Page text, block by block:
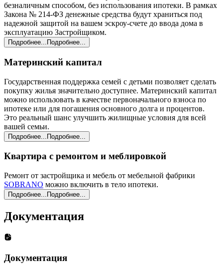
безналичным способом, без использования ипотеки. В рамках
Закона № 214-ФЗ денежные средства будут храниться под
надежной защитой на вашем эскроу-счете до ввода дома в
эксплуатацию Застройщиком.
Подробнее... Подробнее...
Материнский капитал
Государственная поддержка семей с детьми позволяет сделать
покупку жилья значительно доступнее. Материнский капитал
можно использовать в качестве первоначального взноса по
ипотеке или для погашения основного долга и процентов.
Это реальный шанс улучшить жилищные условия для всей
вашей семьи.
Подробнее... Подробнее...
Квартира с ремонтом и меблировкой
Ремонт от застройщика и мебель от мебельной фабрики
SOBRANO можно включить в тело ипотеки.
Подробнее... Подробнее...
Документация
Документация